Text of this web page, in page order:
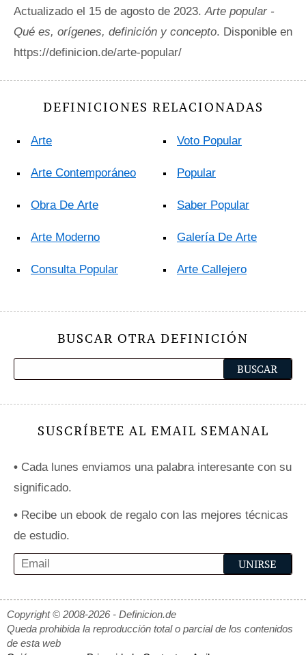
Actualizado el 15 de agosto de 2023. Arte popular -
Qué es, orígenes, definición y concepto. Disponible en
https://definicion.de/arte-popular/
DEFINICIONES RELACIONADAS
Arte
Arte Contemporáneo
Obra De Arte
Arte Moderno
Consulta Popular
Voto Popular
Popular
Saber Popular
Galería De Arte
Arte Callejero
BUSCAR OTRA DEFINICIÓN
SUSCRÍBETE AL EMAIL SEMANAL
• Cada lunes enviamos una palabra interesante con su
significado.
• Recibe un ebook de regalo con las mejores técnicas
de estudio.
Copyright © 2008-2026 - Definicion.de
Queda prohibida la reproducción total o parcial de los contenidos
de esta web